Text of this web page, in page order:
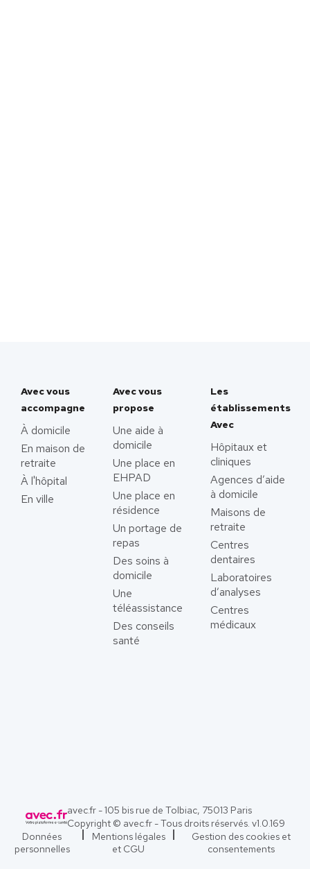
Avec vous
accompagne
À domicile
En maison de
retraite
À l'hôpital
En ville
Avec vous
propose
Une aide à
domicile
Une place en
EHPAD
Une place en
résidence
Un portage de
repas
Des soins à
domicile
Une
téléassistance
Des conseils
santé
Les
établissements
Avec
Hôpitaux et
cliniques
Agences d’aide
à domicile
Maisons de
retraite
Centres
dentaires
Laboratoires
d’analyses
Centres
médicaux
avec.fr - 105 bis rue de Tolbiac, 75013 Paris
Copyright © avec.fr - Tous droits réservés. v1.0.169
Données
personnelles
Mentions légales
et CGU
Gestion des cookies et
consentements